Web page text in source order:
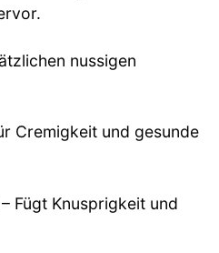
nussigen
Cremigkeit und gesunde
– Fügt Knusprigkeit und